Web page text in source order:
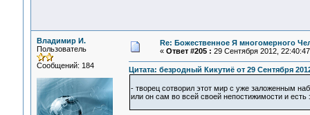
Владимир И.
Пользователь
Сообщений: 184
Re: Божественное Я многомерного
« Ответ #205 : 29 Сентября 2012,
Цитата: безродный Кикутиё от 29 Сентября
- творец сотворил этот мир с уже заложенным
или он сам во всей своей непостижимости и